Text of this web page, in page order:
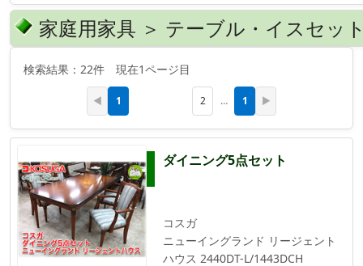
家庭用家具 ＞ テーブル・イスセッ
検索結果：22件 現在1ページ目
◀ 1 2 … 1 ▶
ダイニング5点セット
コスガ
ニューイングランド リージェント
ハウス 2440DT-L/1443DCH